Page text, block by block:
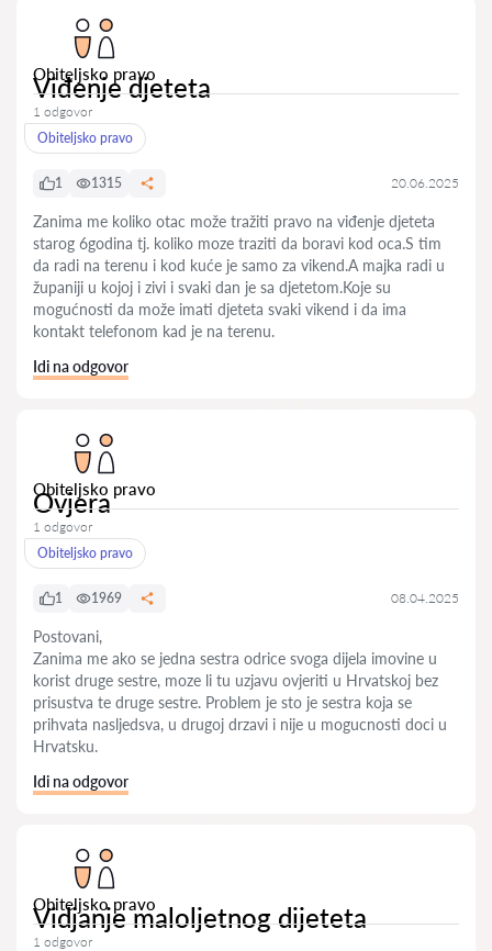
Obiteljsko pravo
Viđenje djeteta
1 odgovor
Obiteljsko pravo
1 1315 20.06.2025
Zanima me koliko otac može tražiti pravo na viđenje djeteta
starog 6godina tj. koliko moze traziti da boravi kod oca.S tim
da radi na terenu i kod kuće je samo za vikend.A majka radi u
županiji u kojoj i zivi i svaki dan je sa djetetom.Koje su
mogućnosti da može imati djeteta svaki vikend i da ima
kontakt telefonom kad je na terenu.
Idi na odgovor
Obiteljsko pravo
Ovjera
1 odgovor
Obiteljsko pravo
1 1969 08.04.2025
Postovani,
Zanima me ako se jedna sestra odrice svoga dijela imovine u
korist druge sestre, moze li tu uzjavu ovjeriti u Hrvatskoj bez
prisustva te druge sestre. Problem je sto je sestra koja se
prihvata nasljedsva, u drugoj drzavi i nije u mogucnosti doci u
Hrvatsku.
Idi na odgovor
Obiteljsko pravo
Vidjanje maloljetnog dijeteta
1 odgovor